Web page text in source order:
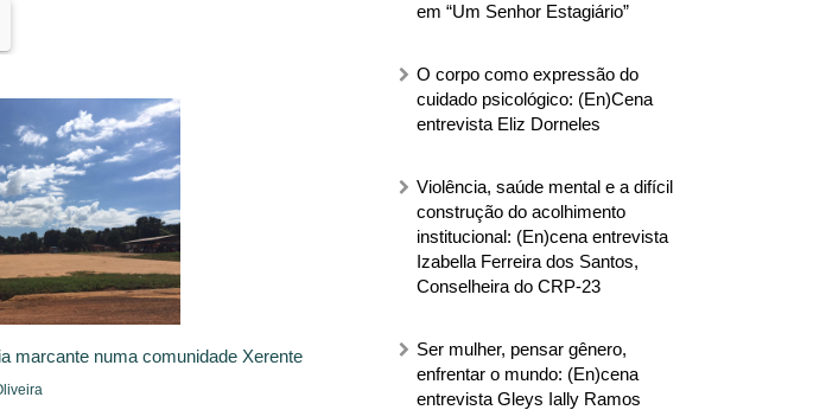
em “Um Senhor Estagiário”
O corpo como expressão do
cuidado psicológico: (En)Cena
entrevista Eliz Dorneles
Violência, saúde mental e a difícil
construção do acolhimento
institucional: (En)cena entrevista
Izabella Ferreira dos Santos,
Conselheira do CRP-23
Ser mulher, pensar gênero,
enfrentar o mundo: (En)cena
entrevista Gleys Ially Ramos
marcante numa comunidade Xerente